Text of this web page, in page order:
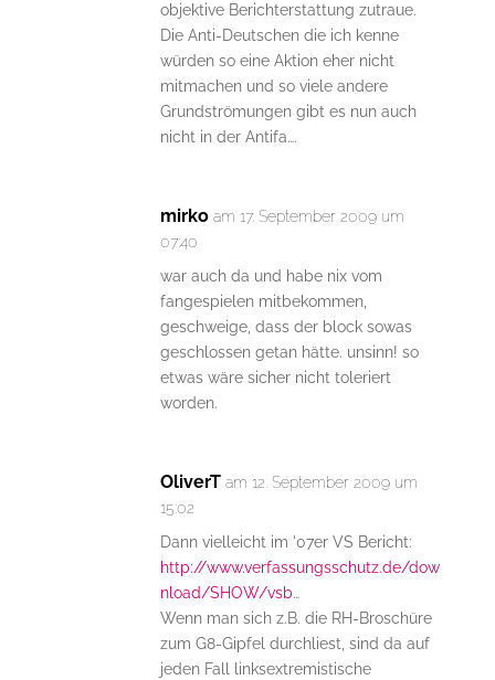
objektive Berichterstattung zutraue.
Die Anti-Deutschen die ich kenne
würden so eine Aktion eher nicht
mitmachen und so viele andere
Grundströmungen gibt es nun auch
nicht in der Antifa….
mirko am 17. September 2009 um
07:40
war auch da und habe nix vom
fangespielen mitbekommen,
geschweige, dass der block sowas
geschlossen getan hätte. unsinn! so
etwas wäre sicher nicht toleriert
worden.
OliverT am 12. September 2009 um
15:02
Dann vielleicht im '07er VS Bericht:
http://www.verfassungsschutz.de/dow
nload/SHOW/vsb…
Wenn man sich z.B. die RH-Broschüre
zum G8-Gipfel durchliest, sind da auf
jeden Fall linksextremistische